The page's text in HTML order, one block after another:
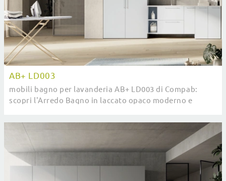
AB+ LD003
mobili bagno per lavanderia AB+ LD003 di Compab:
scopri l'Arredo Bagno in laccato opaco moderno e